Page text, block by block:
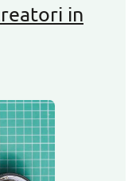
in